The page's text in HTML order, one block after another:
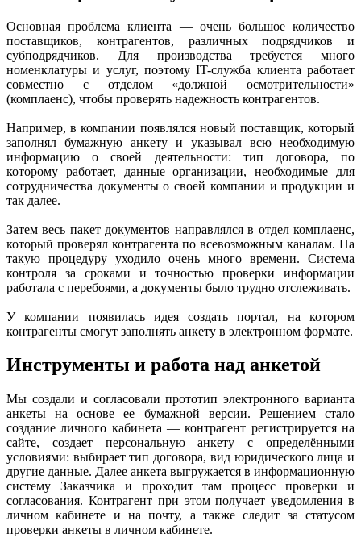
Основная проблема клиента — очень большое количество
поставщиков, контрагентов, различных подрядчиков и
субподрядчиков. Для производства требуется много
номенклатуры и услуг, поэтому IT-служба клиента работает
совместно с отделом «должной осмотрительности»
(комплаенс), чтобы проверять надежность контрагентов.
Например, в компании появлялся новый поставщик, который
заполнял бумажную анкету и указывал всю необходимую
информацию о своей деятельности: тип договора, по
которому работает, данные организации, необходимые для
сотрудничества документы о своей компании и продукции и
так далее.
Затем весь пакет документов направлялся в отдел комплаенс,
который проверял контрагента по всевозможным каналам. На
такую процедуру уходило очень много времени. Система
контроля за сроками и точностью проверки информации
работала с перебоями, а документы было трудно отслеживать.
У компании появилась идея создать портал, на котором
контрагенты смогут заполнять анкету в электронном формате.
Инструменты и работа над анкетой
Мы создали и согласовали прототип электронного варианта
анкеты на основе ее бумажной версии. Решением стало
создание личного кабинета — контрагент регистрируется на
сайте, создает персональную анкету с определёнными
условиями: выбирает тип договора, вид юридического лица и
другие данные. Далее анкета выгружается в информационную
систему Заказчика и проходит там процесс проверки и
согласования. Контрагент при этом получает уведомления в
личном кабинете и на почту, а также следит за статусом
проверки анкеты в личном кабинете.